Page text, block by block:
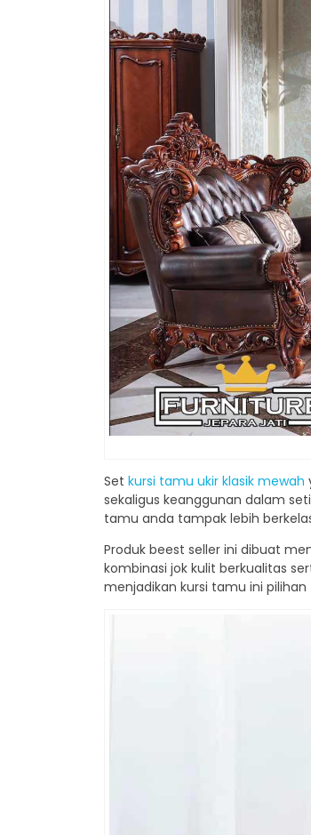
Set kursi tamu ukir klasik mewah
sekaligus keanggunan dalam
tamu anda tampak lebih
Produk beest seller ini dibuat
kombinasi jok kulit berkualitas
menjadikan kursi tamu ini